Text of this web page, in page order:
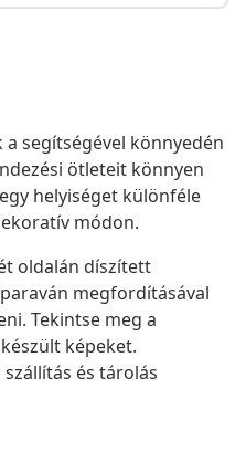
a segítségével könnyedén
ötleteit könnyen
helyiséget különféle
módon.
oldalán díszített
megfordításával
Tekintse meg a
képeket.
és tárolás